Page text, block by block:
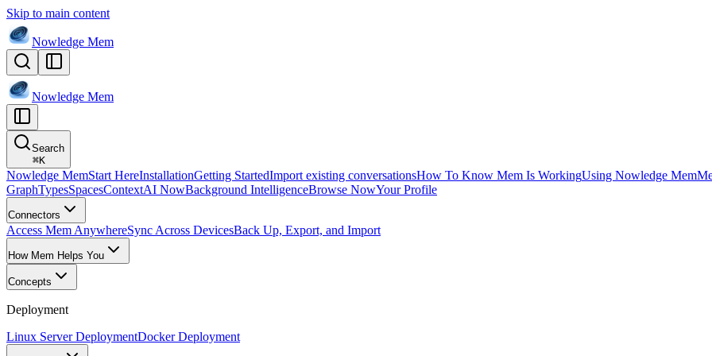
Skip to main content
Nowledge Mem
Nowledge Mem
Search
⌘K
Nowledge MemStart HereInstallationGetting StartedImport existing conversationsHow To Know Mem Is WorkingUsing Nowledge Mem
GraphTypesSpacesContextAI NowBackground IntelligenceBrowse NowYour Profile
Connectors
Access Mem AnywhereSync Across DevicesBack Up, Export, and Import
How Mem Helps You
Concepts
Deployment
Linux Server DeploymentDocker Deployment